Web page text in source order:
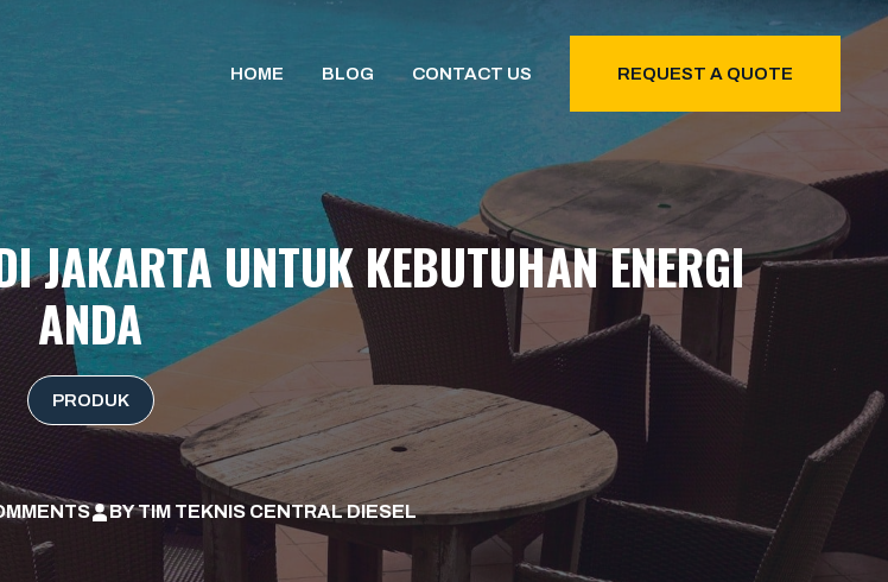
HOME BLOG CONTACT US REQUEST A QUOTE
JAKARTA UNTUK KEBUTUHAN ENERGI
ANDA
PRODUK
BYTIM TEKNIS CENTRAL DIESEL